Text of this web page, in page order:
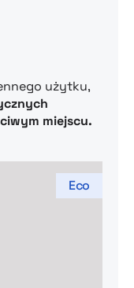
użytku,
miejscu.
Eco